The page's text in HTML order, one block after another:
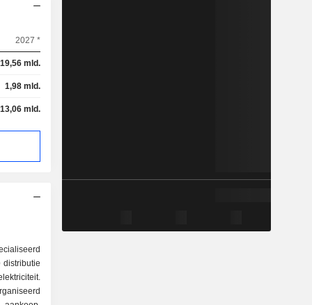
2027 *
19,56 mld.
1,98 mld.
13,06 mld.